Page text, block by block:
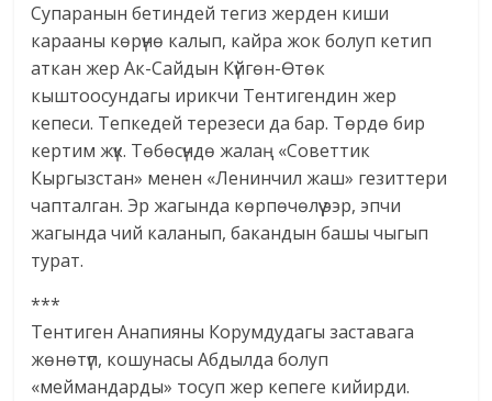
Супаранын бетиндей тегиз жерден киши
карааны көрүнө калып, кайра жок болуп кетип
аткан жер Ак-Сайдын Күйгөн-Өтөк
кыштоосундагы ирикчи Тентигендин жер
кепеси. Тепкедей терезеси да бар. Төрдө бир
кертим жүк. Төбөсүндө жалаң «Советтик
Кыргызстан» менен «Ленинчил жаш» гезиттери
чапталган. Эр жагында көрпөчөлүү ээр, эпчи
жагында чий каланып, бакандын башы чыгып
турат.
***
Тентиген Анапияны Корумдудагы заставага
жөнөтүп, кошунасы Абдылда болуп
«меймандарды» тосуп жер кепеге кийирди.